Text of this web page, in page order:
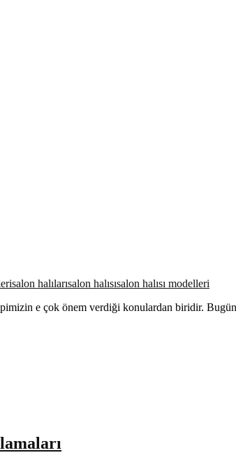
salon halılarısalon halısısalon halısı modelleri
e çok önem verdiği konulardan biridir.